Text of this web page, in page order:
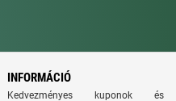
INFORMÁCIÓ
Kedvezményes kuponok és